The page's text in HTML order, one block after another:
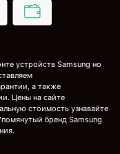
устройств Samsung но
а также
Цены на сайте
стоимость узнавайте
бренд Samsung